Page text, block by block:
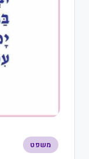
משפט